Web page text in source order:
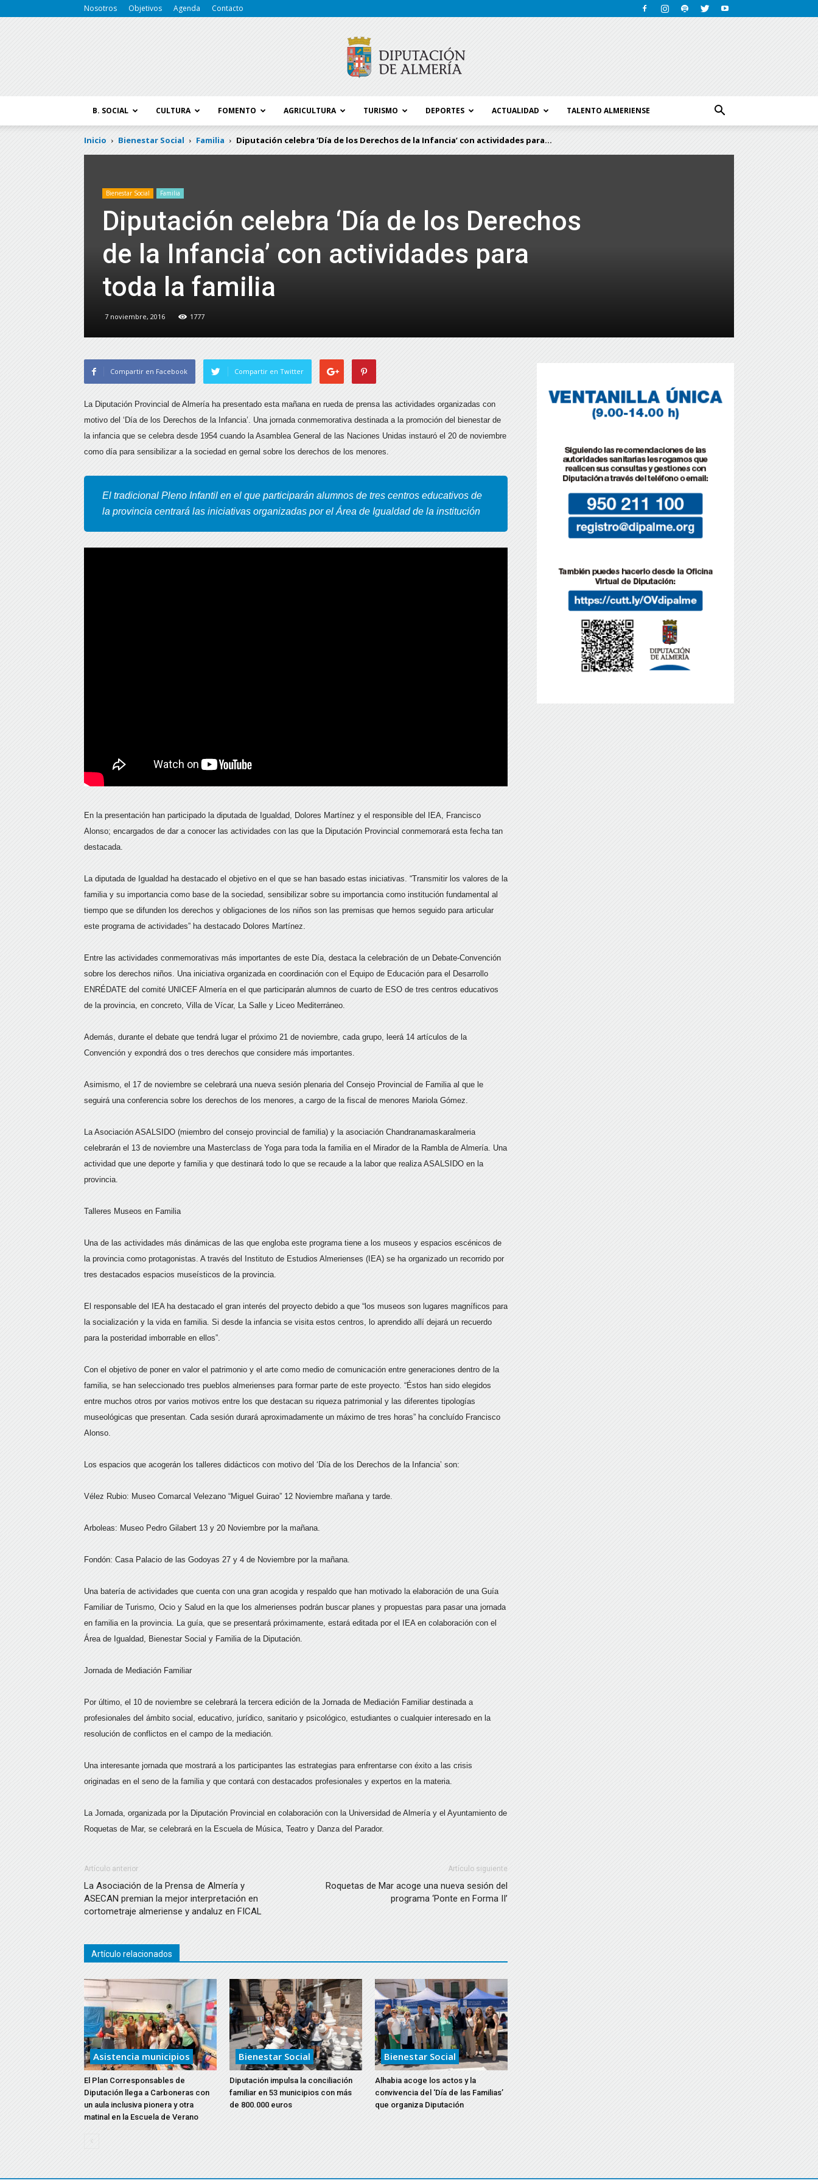
Nosotros Objetivos Agenda Contacto
B. SOCIAL CULTURA FOMENTO AGRICULTURA TURISMO DEPORTES ACTUALIDAD TALENTO ALMERIENSE
Inicio Bienestar Social Familia Diputación celebra ‘Día de los Derechos de la Infancia’ con actividades para...
Bienestar Social Familia
Diputación celebra ‘Día de los Derechos
de la Infancia’ con actividades para
toda la familia
7 noviembre, 2016 1777
Compartir en Facebook Compartir en Twitter
La Diputación Provincial de Almería ha presentado esta mañana en rueda de prensa las actividades organizadas con
motivo del ‘Día de los Derechos de la Infancia’. Una jornada conmemorativa destinada a la promoción del bienestar de
la infancia que se celebra desde 1954 cuando la Asamblea General de las Naciones Unidas instauró el 20 de noviembre
como día para sensibilizar a la sociedad en gernal sobre los derechos de los menores.
El tradicional Pleno Infantil en el que participarán alumnos de tres centros educativos de
la provincia centrará las iniciativas organizadas por el Área de Igualdad de la institución
En la presentación han participado la diputada de Igualdad, Dolores Martínez y el responsible del IEA, Francisco
Alonso; encargados de dar a conocer las actividades con las que la Diputación Provincial conmemorará esta fecha tan
destacada.
La diputada de Igualdad ha destacado el objetivo en el que se han basado estas iniciativas. “Transmitir los valores de la
familia y su importancia como base de la sociedad, sensibilizar sobre su importancia como institución fundamental al
tiempo que se difunden los derechos y obligaciones de los niños son las premisas que hemos seguido para articular
este programa de actividades” ha destacado Dolores Martínez.
Entre las actividades conmemorativas más importantes de este Día, destaca la celebración de un Debate-Convención
sobre los derechos niños. Una iniciativa organizada en coordinación con el Equipo de Educación para el Desarrollo
ENRÉDATE del comité UNICEF Almería en el que participarán alumnos de cuarto de ESO de tres centros educativos
de la provincia, en concreto, Villa de Vícar, La Salle y Liceo Mediterráneo.
Además, durante el debate que tendrá lugar el próximo 21 de noviembre, cada grupo, leerá 14 artículos de la
Convención y expondrá dos o tres derechos que considere más importantes.
Asimismo, el 17 de noviembre se celebrará una nueva sesión plenaria del Consejo Provincial de Familia al que le
seguirá una conferencia sobre los derechos de los menores, a cargo de la fiscal de menores Mariola Gómez.
La Asociación ASALSIDO (miembro del consejo provincial de familia) y la asociación Chandranamaskaralmeria
celebrarán el 13 de noviembre una Masterclass de Yoga para toda la familia en el Mirador de la Rambla de Almería. Una
actividad que une deporte y familia y que destinará todo lo que se recaude a la labor que realiza ASALSIDO en la
provincia.
Talleres Museos en Familia
Una de las actividades más dinámicas de las que engloba este programa tiene a los museos y espacios escénicos de
la provincia como protagonistas. A través del Instituto de Estudios Almerienses (IEA) se ha organizado un recorrido por
tres destacados espacios museísticos de la provincia.
El responsable del IEA ha destacado el gran interés del proyecto debido a que “los museos son lugares magníficos para
la socialización y la vida en familia. Si desde la infancia se visita estos centros, lo aprendido allí dejará un recuerdo
para la posteridad imborrable en ellos”.
Con el objetivo de poner en valor el patrimonio y el arte como medio de comunicación entre generaciones dentro de la
familia, se han seleccionado tres pueblos almerienses para formar parte de este proyecto. “Éstos han sido elegidos
entre muchos otros por varios motivos entre los que destacan su riqueza patrimonial y las diferentes tipologías
museológicas que presentan. Cada sesión durará aproximadamente un máximo de tres horas” ha concluído Francisco
Alonso.
Los espacios que acogerán los talleres didácticos con motivo del ‘Día de los Derechos de la Infancia’ son:
Vélez Rubio: Museo Comarcal Velezano “Miguel Guirao” 12 Noviembre mañana y tarde.
Arboleas: Museo Pedro Gilabert 13 y 20 Noviembre por la mañana.
Fondón: Casa Palacio de las Godoyas 27 y 4 de Noviembre por la mañana.
Una batería de actividades que cuenta con una gran acogida y respaldo que han motivado la elaboración de una Guía
Familiar de Turismo, Ocio y Salud en la que los almerienses podrán buscar planes y propuestas para pasar una jornada
en familia en la provincia. La guía, que se presentará próximamente, estará editada por el IEA en colaboración con el
Área de Igualdad, Bienestar Social y Familia de la Diputación.
Jornada de Mediación Familiar
Por último, el 10 de noviembre se celebrará la tercera edición de la Jornada de Mediación Familiar destinada a
profesionales del ámbito social, educativo, jurídico, sanitario y psicológico, estudiantes o cualquier interesado en la
resolución de conflictos en el campo de la mediación.
Una interesante jornada que mostrará a los participantes las estrategias para enfrentarse con éxito a las crisis
originadas en el seno de la familia y que contará con destacados profesionales y expertos en la materia.
La Jornada, organizada por la Diputación Provincial en colaboración con la Universidad de Almería y el Ayuntamiento de
Roquetas de Mar, se celebrará en la Escuela de Música, Teatro y Danza del Parador.
Artículo anterior
La Asociación de la Prensa de Almería y
ASECAN premian la mejor interpretación en
cortometraje almeriense y andaluz en FICAL
Artículo siguiente
Roquetas de Mar acoge una nueva sesión del
programa ‘Ponte en Forma II’
Artículo relacionados
Asistencia municipios
El Plan Corresponsables de
Diputación llega a Carboneras con
un aula inclusiva pionera y otra
matinal en la Escuela de Verano
Bienestar Social
Diputación impulsa la conciliación
familiar en 53 municipios con más
de 800.000 euros
Bienestar Social
Alhabia acoge los actos y la
convivencia del ‘Día de las Familias’
que organiza Diputación